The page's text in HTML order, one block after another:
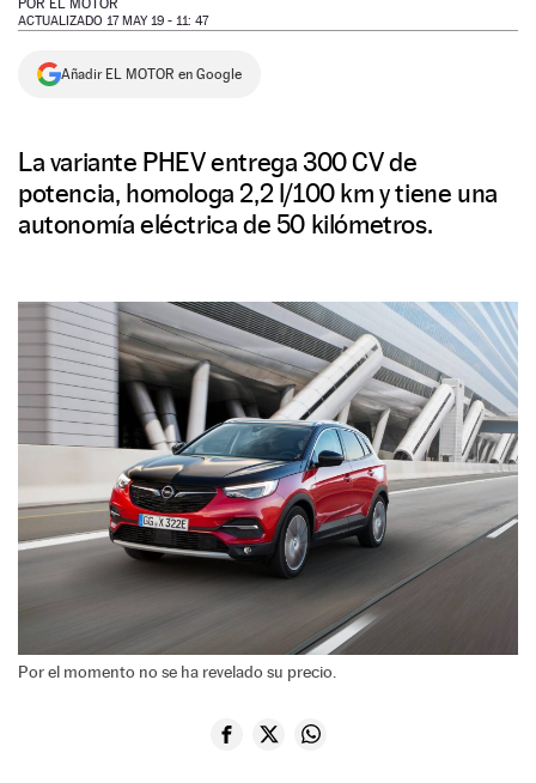
NEWSLETTER
POR EL MOTOR
ACTUALIZADO 17 MAY 19 - 11: 47
Añadir EL MOTOR en Google
La variante PHEV entrega 300 CV de
potencia, homologa 2,2 l/100 km y tiene una
autonomía eléctrica de 50 kilómetros.
Por el momento no se ha revelado su precio.